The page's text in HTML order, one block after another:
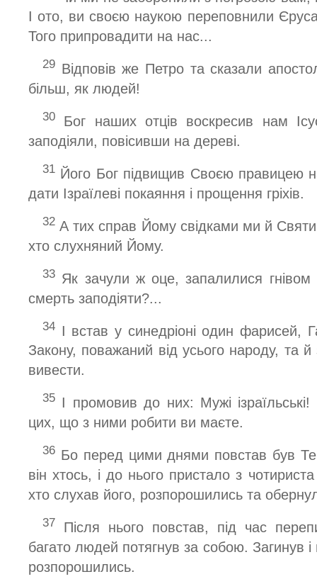
І ото, ви своєю наукою переповнили
Того припровадити на нас...
29 Відповів же Петро та сказали
більш, як людей!
30 Бог наших отців воскресив нам
заподіяли, повісивши на дереві.
31 Його Бог підвищив Своєю правицею
дати Ізраїлеві покаяння і прощення гріхів.
32 А тих справ Йому свідками ми й
хто слухняний Йому.
33 Як зачули ж оце, запалилися
смерть заподіяти?...
34 І встав у синедріоні один фарисей,
Закону, поважаний від усього народу, та й
вивести.
35 І промовив до них: Мужі
цих, що з ними робити ви маєте.
36 Бо перед цими днями повстав був
він хтось, і до нього пристало з
хто слухав його, розпорошились та
37 Після нього повстав, під час
багато людей потягнув за собою. Загинув і
розпорошились.